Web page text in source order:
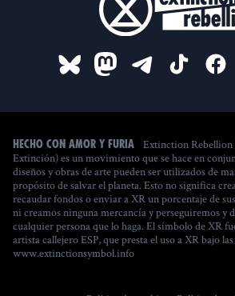
Hecho con amor y furia
Extinction Rebellion
Extinción) es un movimiento que se hace en
diseños y obras de arte pueden ser utilizados de
propósito de salvar el planeta. Esto no significa
recaudar fondos o enviar a XR un porcentaje de
ni creamos ninguna mercancía y perseguiremos y
cualquier persona que lo haga. El símbolo de XR
artista callejero ESP, que presta el uso a XR bajo
www.extinctionsymbol.info